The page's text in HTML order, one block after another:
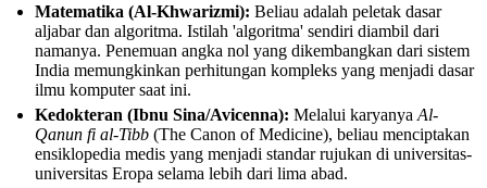
Matematika (Al-Khwarizmi): Beliau adalah peletak dasar
aljabar dan algoritma. Istilah 'algoritma' sendiri diambil dari
namanya. Penemuan angka nol yang dikembangkan dari sistem
India memungkinkan perhitungan kompleks yang menjadi dasar
ilmu komputer saat ini.
Kedokteran (Ibnu Sina/Avicenna): Melalui karyanya Al-
Qanun fi al-Tibb (The Canon of Medicine), beliau menciptakan
ensiklopedia medis yang menjadi standar rujukan di universitas-
universitas Eropa selama lebih dari lima abad.